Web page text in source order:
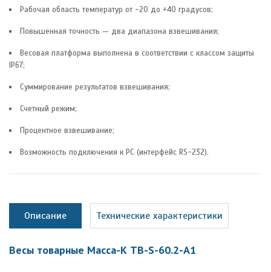
Рабочая область температур от -20 до +40 градусов;
Повышенная точность — два диапазона взвешивания;
Весовая платформа выполнена в соответствии с классом защиты
IP67;
Суммирование результатов взвешивания;
Счетный режим;
Процентное взвешивание;
Возможность подключения к PC (интерфейс RS-232).
Описание Технические характеристики
Весы товарные Масса-К ТB-S-60.2-А1